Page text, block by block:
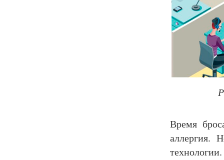
Время
аллергия.